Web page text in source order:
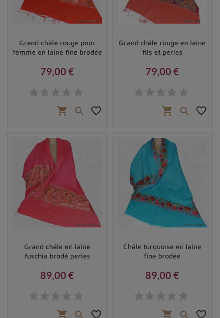
Grand châle rouge pour
femme en laine fine brodée
79,00 €
shopping_cart  favorite_border
Grand châle rouge en laine
fils et perles
79,00 €
shopping_cart  favorite_border
Grand châle en laine
fuschia brodé perles
89,00 €
shopping_cart  favorite_border
Châle turquoise en laine
fine brodée
89,00 €
shopping_cart  favorite_border